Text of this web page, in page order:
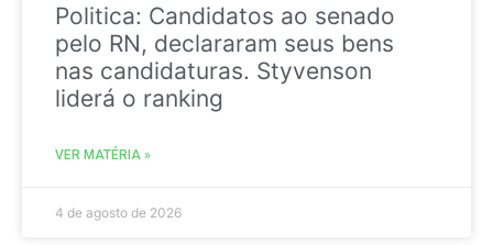
Politica: Candidatos ao senado
pelo RN, declararam seus bens
nas candidaturas. Styvenson
liderá o ranking
VER MATÉRIA »
4 de agosto de 2026